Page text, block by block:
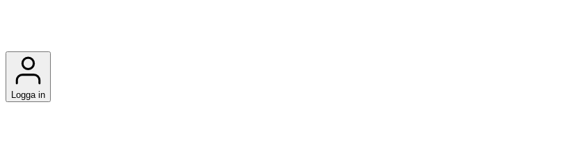
Logga in